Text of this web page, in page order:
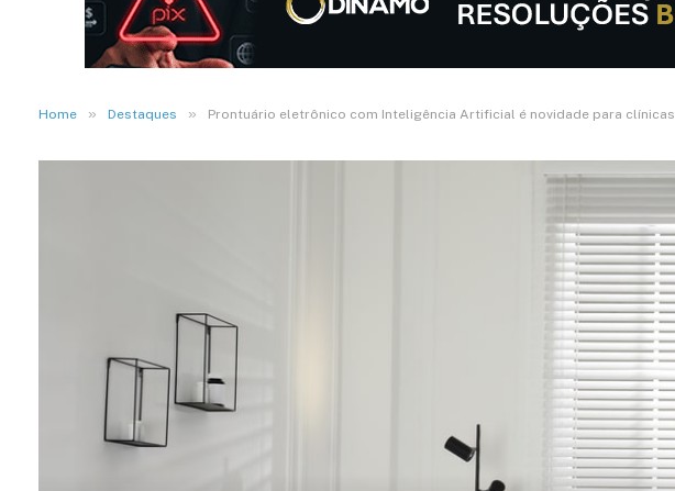
Home » Destaques » Prontuário eletrônico com Inteligência Artificial é novidade para clínicas